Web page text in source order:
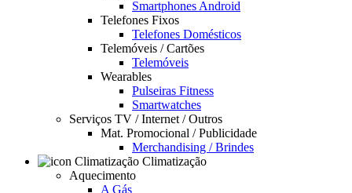
Smartphones Android
Telefones Fixos
Telefones Domésticos
Telemóveis / Cartões
Telemóveis
Wearables
Pulseiras Fitness
Smartwatches
Serviços TV / Internet / Outros
Mat. Promocional / Publicidade
Merchandising / Brindes
Climatização
Aquecimento
A Gás